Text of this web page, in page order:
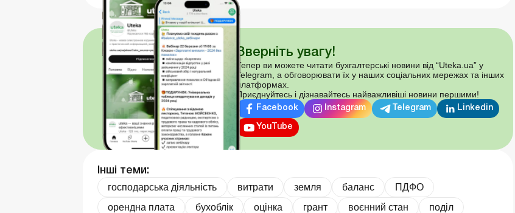
Зверніть увагу!
Тепер ви можете читати бухгалтерські новини від “Uteka.ua” у
Telegram, а обговорювати їх у наших соціальних мережах та інших
платформах.
Приєднуйтесь і дізнавайтесь найважливіші новини першими!
Facebook Instagram Telegram Linkedin
YouTube
Інші теми:
господарська діяльність витрати земля баланс
ПДФО
орендна плата
бухоблік оцінка грант воєнний стан
поділ